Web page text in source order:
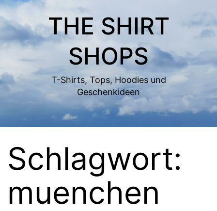
Zum
Inhalt
springen
THE SHIRT
SHOPS
T-Shirts, Tops, Hoodies und
Geschenkideen
Schlagwort:
muenchen